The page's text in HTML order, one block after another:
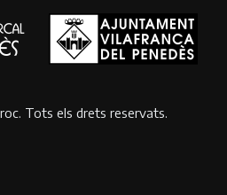
Tots els drets reservats.